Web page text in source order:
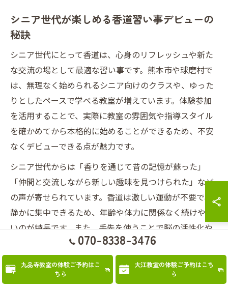
シニア世代が楽しめる香道習い事デビューの
秘訣
シニア世代にとって香道は、心身のリフレッシュや新た
な交流の場として最適な習い事です。熊本市や球磨村で
は、無理なく始められるシニア向けのクラスや、ゆった
りとしたペースで学べる教室が増えています。体験参加
を活用することで、実際に教室の雰囲気や指導スタイル
を確かめてから本格的に始めることができるため、不安
なくデビューできる点が魅力です。
シニア世代からは「香りを通じて昔の記憶が蘇った」
「仲間と交流しながら新しい趣味を見つけられた」など
の声が寄せられています。香道は激しい運動が不要で、
静かに集中できるため、年齢や体力に関係なく続けやす
いのが特長です。また、手先を使うことで脳の活性化や
リラクゼーション効果も期待できます。
始める際の注意点としては、教室のバリアフリー対応や
送迎サービス、開催時間帯などをチェックすることが大
070-8338-3476
九品寺教室の体験ご予約はこ
ちら
大江教室の体験ご予約はこち
ら